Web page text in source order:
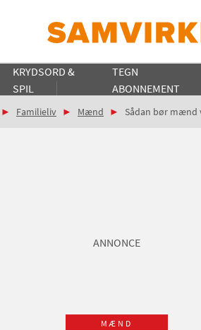
KRYDSORD &
SPIL
TEGN
ABONNEMENT
Familieliv Mænd Sådan bør mænd
ANNONCE
MÆND